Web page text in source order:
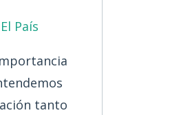
El País
tanto